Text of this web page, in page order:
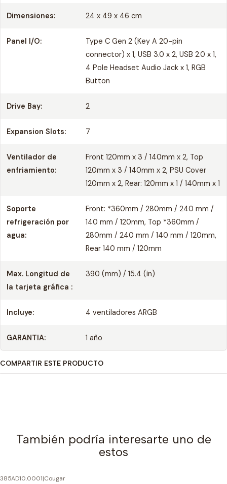
Dimensiones: 24 x 49 x 46 cm
Panel I/O:
Type C Gen 2 (Key A 20-pin
connector) x 1, USB 3.0 x 2, USB 2.0 x 1,
4 Pole Headset Audio Jack x 1, RGB
Button
Drive Bay: 2
Expansion Slots: 7
Ventilador de
enfriamiento:
Front 120mm x 3 / 140mm x 2, Top
120mm x 3 / 140mm x 2, PSU Cover
120mm x 2, Rear: 120mm x 1 / 140mm x 1
Soporte
refrigeración por
agua:
Front: *360mm / 280mm / 240 mm /
140 mm / 120mm, Top *360mm /
280mm / 240 mm / 140 mm / 120mm,
Rear 140 mm / 120mm
Max. Longitud de
la tarjeta gráfica :
390 (mm) / 15.4 (in)
Incluye: 4 ventiladores ARGB
GARANTIA: 1 año
COMPARTIR ESTE PRODUCTO
También podría interesarte uno de
estos
385AD10.0001|Cougar